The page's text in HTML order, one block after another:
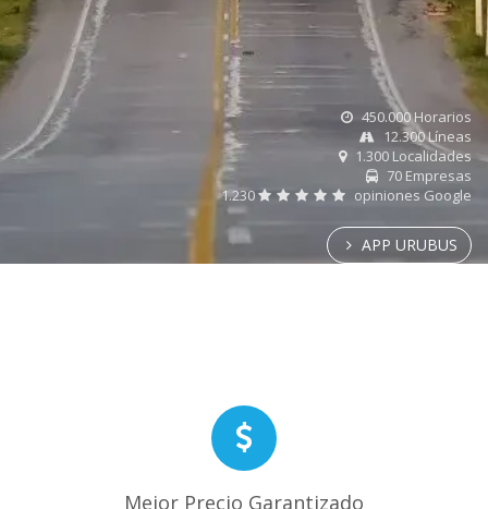
450.000 Horarios
12.300 Líneas
1.300 Localidades
70 Empresas
1.230
opiniones Google
APP URUBUS
Mejor Precio Garantizado